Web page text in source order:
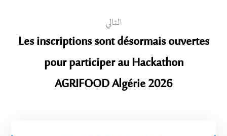
التالي
Les inscriptions sont désormais ouvertes
pour participer au Hackathon
AGRIFOOD Algérie 2026